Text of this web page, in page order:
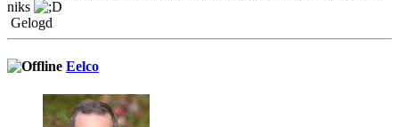
niks
Gelogd
Eelco